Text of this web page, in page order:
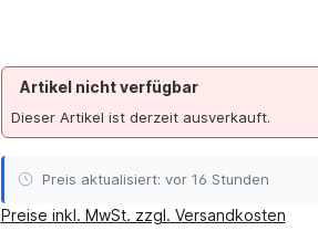
Artikel nicht verfügbar
Dieser Artikel ist derzeit ausverkauft.
Preis aktualisiert: vor 16 Stunden
Preise inkl. MwSt. zzgl. Versandkosten